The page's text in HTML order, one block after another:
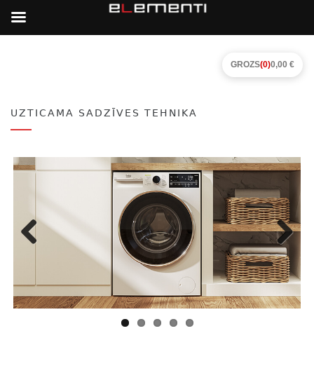
UZTICAMA SADZĪVES TEHNIKA
Next
GROZS(0)0,00 €